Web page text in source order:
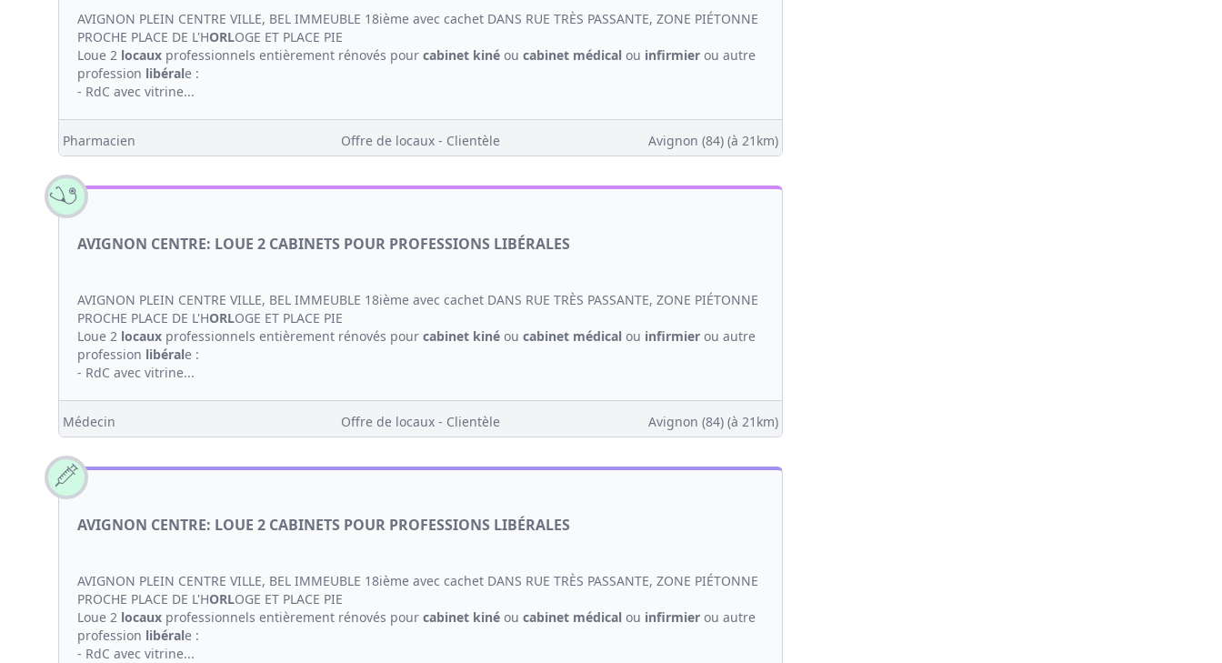
AVIGNON PLEIN CENTRE VILLE, BEL IMMEUBLE 18ième avec cachet DANS RUE TRÈS PASSANTE, ZONE PIÉTONNE
PROCHE PLACE DE L'HORLOGE ET PLACE PIE
Loue 2 locaux professionnels entièrement rénovés pour cabinet kiné ou cabinet médical ou infirmier ou autre
profession libérale :
- RdC avec vitrine...
Pharmacien Offre de locaux - Clientèle Avignon (84)(à 21km)
AVIGNON CENTRE: LOUE 2 CABINETS POUR PROFESSIONS LIBÉRALES
AVIGNON PLEIN CENTRE VILLE, BEL IMMEUBLE 18ième avec cachet DANS RUE TRÈS PASSANTE, ZONE PIÉTONNE
PROCHE PLACE DE L'HORLOGE ET PLACE PIE
Loue 2 locaux professionnels entièrement rénovés pour cabinet kiné ou cabinet médical ou infirmier ou autre
profession libérale :
- RdC avec vitrine...
Médecin Offre de locaux - Clientèle Avignon (84)(à 21km)
AVIGNON CENTRE: LOUE 2 CABINETS POUR PROFESSIONS LIBÉRALES
AVIGNON PLEIN CENTRE VILLE, BEL IMMEUBLE 18ième avec cachet DANS RUE TRÈS PASSANTE, ZONE PIÉTONNE
PROCHE PLACE DE L'HORLOGE ET PLACE PIE
Loue 2 locaux professionnels entièrement rénovés pour cabinet kiné ou cabinet médical ou infirmier ou autre
profession libérale :
- RdC avec vitrine...